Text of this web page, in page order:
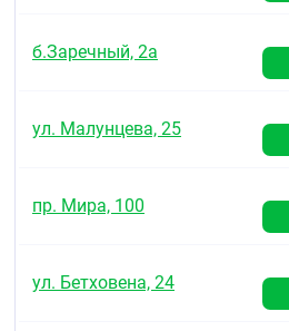
По 10 таблеток в блистер из
По 2 или 5 блистеров вместе
применению в картонной
При температуре не выше +25
Срок годности
б.Заречный, 2а
ул. Малунцева, 25
пр. Мира, 100
ул. Бетховена, 24